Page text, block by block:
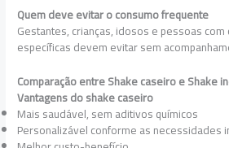
Quem deve evitar o consumo frequente
Gestantes, crianças, idosos e pessoas
específicas devem evitar sem
Comparação entre Shake caseiro e Shake
Vantagens do shake caseiro
Mais saudável, sem aditivos químicos
Personalizável conforme as necessidades